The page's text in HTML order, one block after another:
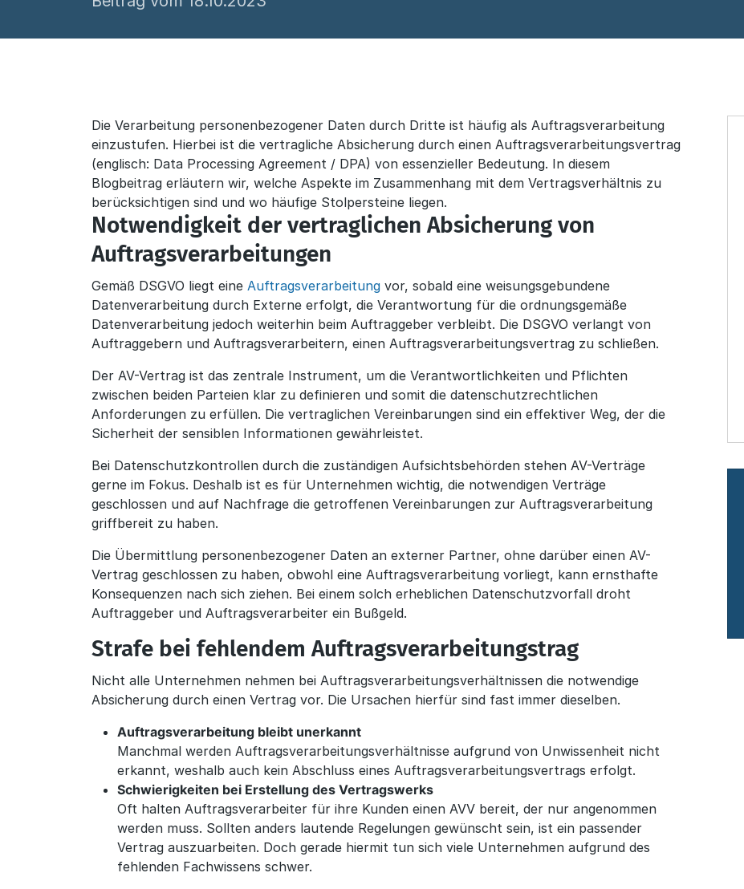
Die Verarbeitung personenbezogener Daten durch Dritte ist häufig als Auftragsverarbeitung
einzustufen. Hierbei ist die vertragliche Absicherung durch einen Auftragsverarbeitungsvertrag
(englisch: Data Processing Agreement / DPA) von essenzieller Bedeutung. In diesem
Blogbeitrag erläutern wir, welche Aspekte im Zusammenhang mit dem Vertragsverhältnis zu
berücksichtigen sind und wo häufige Stolpersteine liegen.
Notwendigkeit der vertraglichen Absicherung von
Auftragsverarbeitungen
Gemäß DSGVO liegt eine Auftragsverarbeitung vor, sobald eine weisungsgebundene
Datenverarbeitung durch Externe erfolgt, die Verantwortung für die ordnungsgemäße
Datenverarbeitung jedoch weiterhin beim Auftraggeber verbleibt. Die DSGVO verlangt von
Auftraggebern und Auftragsverarbeitern, einen Auftragsverarbeitungsvertrag zu schließen.
Der AV-Vertrag ist das zentrale Instrument, um die Verantwortlichkeiten und Pflichten
zwischen beiden Parteien klar zu definieren und somit die datenschutzrechtlichen
Anforderungen zu erfüllen. Die vertraglichen Vereinbarungen sind ein effektiver Weg, der die
Sicherheit der sensiblen Informationen gewährleistet.
Bei Datenschutzkontrollen durch die zuständigen Aufsichtsbehörden stehen AV-Verträge
gerne im Fokus. Deshalb ist es für Unternehmen wichtig, die notwendigen Verträge
geschlossen und auf Nachfrage die getroffenen Vereinbarungen zur Auftragsverarbeitung
griffbereit zu haben.
Die Übermittlung personenbezogener Daten an externer Partner, ohne darüber einen AV-
Vertrag geschlossen zu haben, obwohl eine Auftragsverarbeitung vorliegt, kann ernsthafte
Konsequenzen nach sich ziehen. Bei einem solch erheblichen Datenschutzvorfall droht
Auftraggeber und Auftragsverarbeiter ein Bußgeld.
Strafe bei fehlendem Auftragsverarbeitungstrag
Nicht alle Unternehmen nehmen bei Auftragsverarbeitungsverhältnissen die notwendige
Absicherung durch einen Vertrag vor. Die Ursachen hierfür sind fast immer dieselben.
Auftragsverarbeitung bleibt unerkannt
Manchmal werden Auftragsverarbeitungsverhältnisse aufgrund von Unwissenheit nicht
erkannt, weshalb auch kein Abschluss eines Auftragsverarbeitungsvertrags erfolgt.
Schwierigkeiten bei Erstellung des Vertragswerks
Oft halten Auftragsverarbeiter für ihre Kunden einen AVV bereit, der nur angenommen
werden muss. Sollten anders lautende Regelungen gewünscht sein, ist ein passender
Vertrag auszuarbeiten. Doch gerade hiermit tun sich viele Unternehmen aufgrund des
fehlenden Fachwissens schwer.